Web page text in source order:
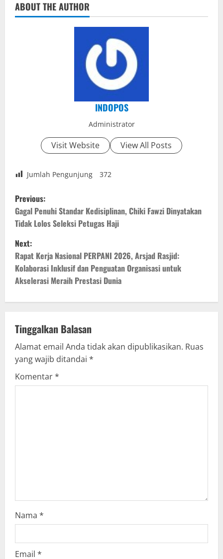
ABOUT THE AUTHOR
INDOPOS
Administrator
Visit Website View All Posts
Jumlah Pengunjung 372
P
o
s
t
n
a
v
i
g
a
Previous:
Gagal Penuhi Standar Kedisiplinan, Chiki Fawzi Dinyatakan
Tidak Lolos Seleksi Petugas Haji
Next:
Rapat Kerja Nasional PERPANI 2026, Arsjad Rasjid:
Kolaborasi Inklusif dan Penguatan Organisasi untuk
Akselerasi Meraih Prestasi Dunia
Tinggalkan Balasan
Alamat email Anda tidak akan dipublikasikan. Ruas
yang wajib ditandai *
Komentar*
Nama *
Email *